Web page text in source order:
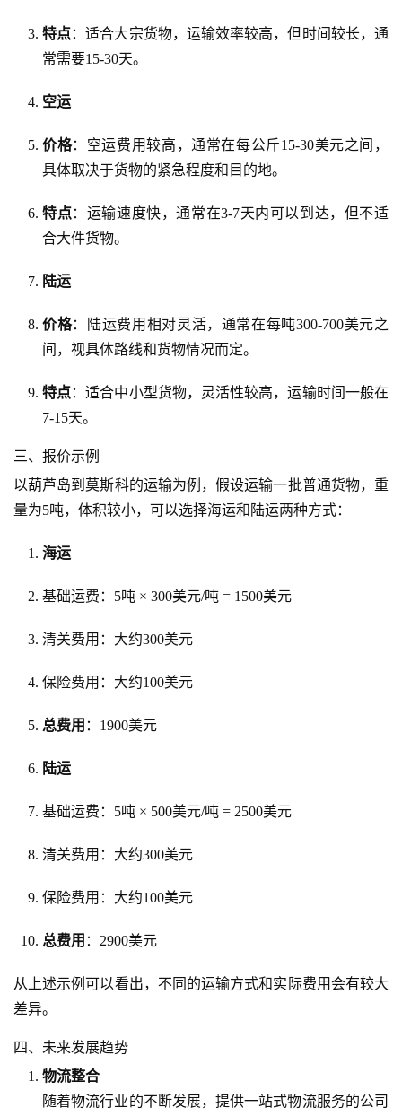
特点：适合大宗货物，运输效率较高，但时间较长，通
常需要15-30天。
空运
价格：空运费用较高，通常在每公斤15-30美元之间，
具体取决于货物的紧急程度和目的地。
特点：运输速度快，通常在3-7天内可以到达，但不适
合大件货物。
陆运
价格：陆运费用相对灵活，通常在每吨300-700美元之
间，视具体路线和货物情况而定。
特点：适合中小型货物，灵活性较高，运输时间一般在
7-15天。
三、报价示例
以葫芦岛到莫斯科的运输为例，假设运输一批普通货物，重
量为5吨，体积较小，可以选择海运和陆运两种方式：
海运
基础运费：5吨 × 300美元/吨 = 1500美元
清关费用：大约300美元
保险费用：大约100美元
总费用 ：1900美元
陆运
基础运费：5吨 × 500美元/吨 = 2500美元
清关费用：大约300美元
保险费用：大约100美元
总费用 ：2900美元
从上述示例可以看出，不同的运输方式和实际费用会有较大
差异。
四、未来发展趋势
物流整合
随着物流行业的不断发展，提供一站式物流服务的公司